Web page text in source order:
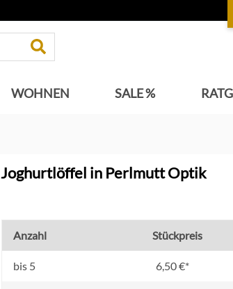
WOHNEN SALE %
Joghurtlöffel in Perlmutt Optik
Anzahl Stückpreis
bis 5 6,50 €*